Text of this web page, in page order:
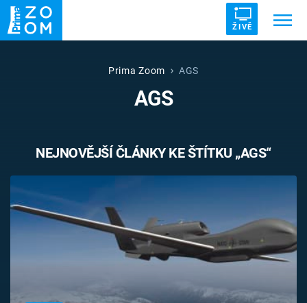
ŽIVĚ
UFO DRUHÁ SVĚTOVÁ VÁLKA
VETŘELCI DÁVNOVĚKU
Témata
Prima Zoom AGS
AGS
NEJNOVĚJŠÍ ČLÁNKY KE ŠTÍTKU „AGS“